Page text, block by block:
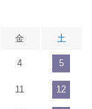
金 土
4 5
11 12